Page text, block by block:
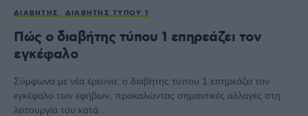
ΔΙΑΒΉΤΗΣ ΔΙΑΒΉΤΗΣ ΤΎΠΟΥ 1
Πώς ο διαβήτης τύπου 1 επηρεάζει τον
εγκέφαλο
Σύμφωνα με νέα έρευνα, ο διαβήτης τύπου 1 επηρεάζει τον
εγκέφαλο των εφήβων, προκαλώντας σημαντικές αλλαγές στη
λειτουργία του κατά…